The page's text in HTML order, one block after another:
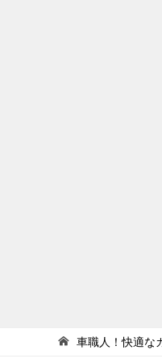
車職人！快適な